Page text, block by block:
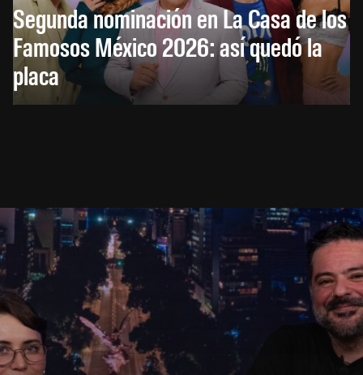
Segunda nominación en La Casa de los
Famosos México 2026: así quedó la
placa